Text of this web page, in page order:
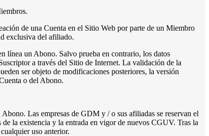
de una Cuenta en el Sitio Web por parte de un Miembro
exclusiva del afiliado.
línea un Abono. Salvo prueba en contrario, los datos
a través del Sitio de Internet. La validación de la
ser objeto de modificaciones posteriores, la versión
o del Abono.
Las empresas de GDM y / o sus afiliadas se reservan el
la existencia y la entrada en vigor de nuevos CGUV. Tras la
uso anterior.